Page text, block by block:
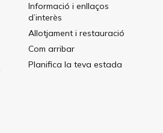
Informació i enllaços
d’interès
Allotjament i restauració
Com arribar
Planifica la teva estada